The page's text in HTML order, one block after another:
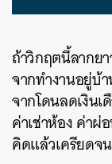
ถ้าวิกฤตนี้ลากย
จากทำงานอยู่บ้
จากโดนลดเงิน
ค่าเช่าห้อง ค่าผ่
คิดแล้วเครียดจ